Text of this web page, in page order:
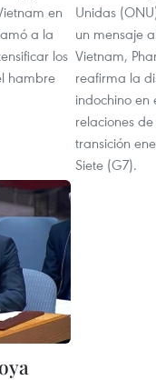
en
a la
los
hambre
Unidas
un mensaje
Vietnam,
reafirma la
indochino en
relaciones
transición
Siete (G7).